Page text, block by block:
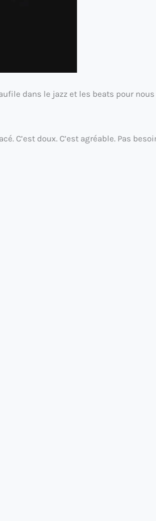
dans le jazz et les beats pour
C’est doux. C’est agréable. Pas